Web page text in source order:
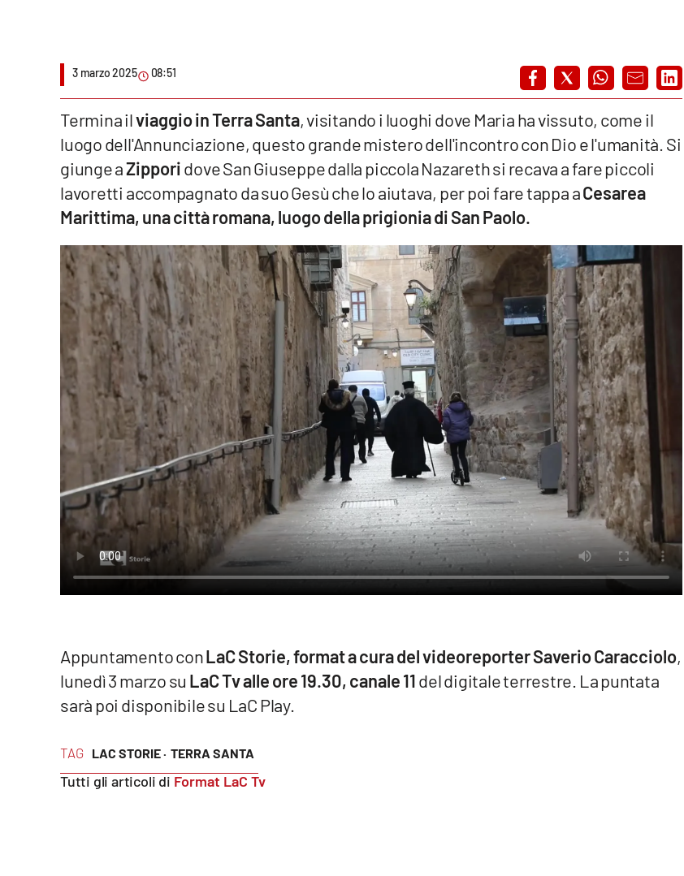
Imprese Di Calabria
Venti di comunicazione
Streaming
LaC Network
Reggio Calabria
Lamezia Terme
Buona Sanità Calabria
Calabriavisione
Destinazioni
3 marzo 2025 08:51
TAG LAC STORIE · TERRA SANTA
Tutti gli articoli di Format LaC Tv
Termina ilviaggio in Terra Santa, visitando i luoghi dove Maria ha vissuto, come il
luogo dell'Annunciazione, questo grande mistero dell'incontro con Dio e l'umanità. Si
giunge aZipporidove San Giuseppe dalla piccola Nazareth si recava a fare piccoli
lavoretti accompagnato da suo Gesù che lo aiutava, per poi fare tappa aCesarea
Marittima, una città romana, luogo della prigionia di San Paolo.
Appuntamento conLaC Storie, format a cura del videoreporter Saverio Caracciolo,
lunedì 3 marzo su LaC Tv alle ore 19.30, canale 11del digitale terrestre. La puntata
sarà poi disponibile su LaC Play.